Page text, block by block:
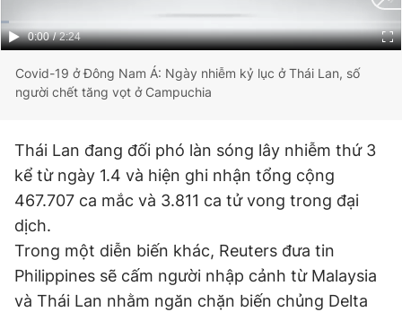
Tổng biên tập: Nguyễn Ngọc Toàn
Phó tổng biên tập thường trực: Hải Thành
Phó tổng biên tập: Lâm Hiếu Dũng
Phó tổng biên tập: Trần Việt Hưng
Tổng thư ký tòa soạn: Đức Trung
chép dưới mọi hình thức nếu không có sự chấp thuận bằng văn
bản. Phát triển bởi ePi Technologies, JSC.
Current
0:00 / Duration
2:24
Covid-19 ở Đông Nam Á: Ngày nhiễm kỷ lục ở Thái Lan, số
người chết tăng vọt ở Campuchia
Thái Lan đang đối phó làn sóng lây nhiễm thứ 3
kể từ ngày 1.4 và hiện ghi nhận tổng cộng
467.707 ca mắc và 3.811 ca tử vong trong đại
dịch.
Trong một diễn biến khác, Reuters đưa tin
Philippines sẽ cấm người nhập cảnh từ Malaysia
và Thái Lan nhằm ngăn chặn biến chủng Delta